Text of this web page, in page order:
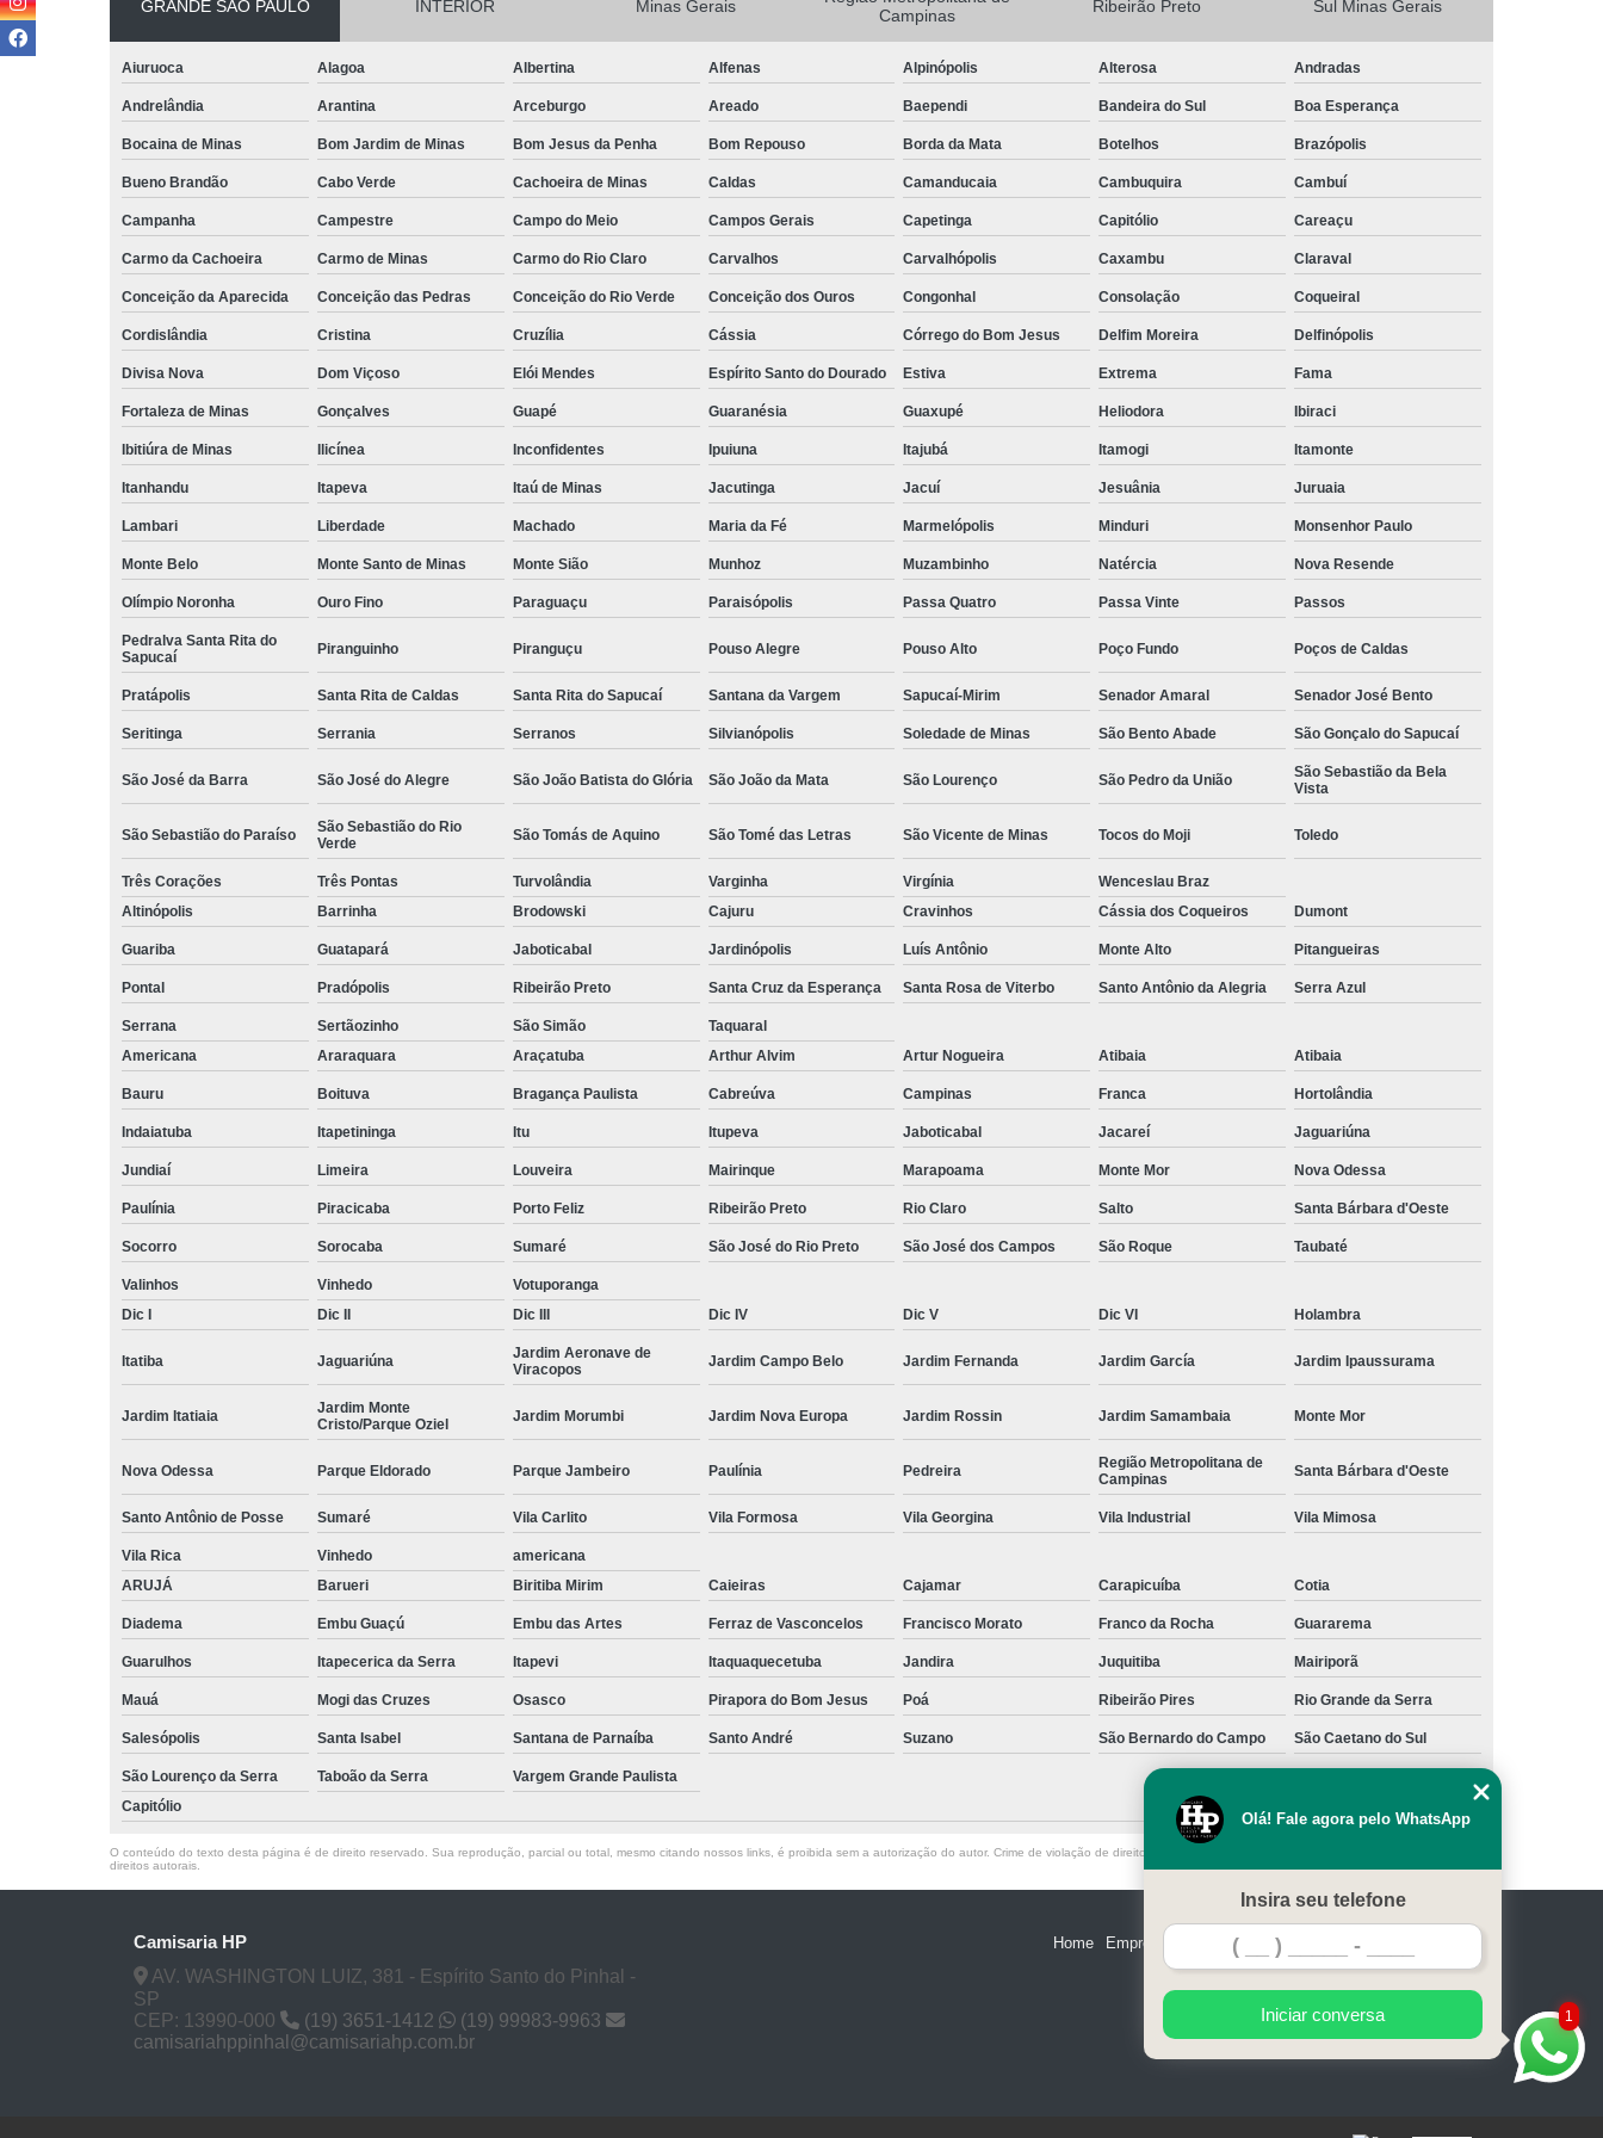
Camisa Social de Manga Longa
Camisa Social Manga Longa
Camisa Social Manga Longa Masculina
Camisa Social Manga Longa Preta
Camisa Social Masculina Manga Longa Lisa
Camisa Social Masculina Preta Manga Longa
Camisa Social Preta Manga Longa
Camisa a Rigor Social Masculina
Camisa Masculina Social
Camisa Social Branca Masculina
Camisa Social Estampada Masculina
Camisa Social Jeans Masculina
Camisa Social Masculina
Camisa Social Masculina a Rigor
Camisa Social Masculina Preta
Camisa Social Preta Masculina
Camisa Manga Longa Social Masculina Preço
Camisa Masculina Social Preço
Camisa Social Branca Masculina Preço
Camisa Social Estampada Masculina Preço
Camisa Social Jeans Masculina Preço
Camisa Social Masculina Estampada Preço
Camisa Social Masculina Manga Curta Preço
Camisa Social Masculina Manga Longa Preço
Camisa Social Masculina Preço
Camisa Social Masculina Preta Preço
Camisa Social Masculina Slim Preço
Camisa Social Preta Masculina Preço
Fábrica Camisa Masculina Social
Fábrica Camisa Social
Fábrica de Camisa Social
Fábrica de Camisa Social de Homem
Fábrica de Camisa Social Masculina
Fábrica de Camisa Social para Homem
Loja de Fábrica Camisa Social
Loja com Moda Masculina
Loja de Moda Masculina
Loja de Moda Masculina Online
Loja Executivo Moda Masculina
Loja Moda Masculina
Loja Moda Masculina Executivo
Loja Moda Masculina Online
Loja Moda Masculina Social
Loja Virtual Moda Masculina
Moda Masculina Loja
Moda Atual Masculina
Moda Básica Masculina
Moda Casual Masculina
Moda Jeans Masculina
Moda Masculina
Moda Masculina Camisa
Moda Masculina Camisa Social
Moda Masculina Esporte Fino
Moda Masculina Inverno
Moda Masculina Social
Moda Plus Size Masculina
Moda Social Masculina
Roupas Elegantes Masculinas
Roupas Estilosas Masculinas
Roupas Masculinas
Roupas Masculinas da Moda
Roupas Masculinas Esporte Fino
Roupas Masculinas Estilosas
Roupas Masculinas na Moda
Roupas Masculinas Plus Size
Roupas Masculinas Social Roupas Sociais Masculinas
GRANDE SÃO PAULO INTERIOR Minas Gerais
Campinas
Ribeirão Preto Sul Minas Gerais
Aiuruoca Alagoa Albertina Alfenas Alpinópolis Alterosa Andradas
Andrelândia Arantina Arceburgo Areado Baependi Bandeira do Sul Boa Esperança
Bocaina de Minas Bom Jardim de Minas Bom Jesus da Penha Bom Repouso Borda da Mata Botelhos Brazópolis
Bueno Brandão Cabo Verde Cachoeira de Minas Caldas Camanducaia Cambuquira Cambuí
Campanha Campestre Campo do Meio Campos Gerais Capetinga Capitólio Careaçu
Carmo da Cachoeira Carmo de Minas Carmo do Rio Claro Carvalhos Carvalhópolis Caxambu Claraval
Conceição da Aparecida Conceição das Pedras Conceição do Rio Verde Conceição dos Ouros Congonhal Consolação Coqueiral
Cordislândia Cristina Cruzília Cássia Córrego do Bom Jesus Delfim Moreira Delfinópolis
Divisa Nova Dom Viçoso Elói Mendes Espírito Santo do Dourado Estiva Extrema Fama
Fortaleza de Minas Gonçalves Guapé Guaranésia Guaxupé Heliodora Ibiraci
Ibitiúra de Minas Ilicínea Inconfidentes Ipuiuna Itajubá Itamogi Itamonte
Itanhandu Itapeva Itaú de Minas Jacutinga Jacuí Jesuânia Juruaia
Lambari Liberdade Machado Maria da Fé Marmelópolis Minduri Monsenhor Paulo
Monte Belo Monte Santo de Minas Monte Sião Munhoz Muzambinho Natércia Nova Resende
Olímpio Noronha Ouro Fino Paraguaçu Paraisópolis Passa Quatro Passa Vinte Passos
Pedralva Santa Rita do
Sapucaí
Piranguinho Piranguçu Pouso Alegre Pouso Alto Poço Fundo Poços de Caldas
Pratápolis Santa Rita de Caldas Santa Rita do Sapucaí Santana da Vargem Sapucaí-Mirim Senador Amaral Senador José Bento
Seritinga Serrania Serranos Silvianópolis Soledade de Minas São Bento Abade São Gonçalo do Sapucaí
São José da Barra São José do Alegre São João Batista do Glória São João da Mata São Lourenço São Pedro da União
São Sebastião da Bela
Vista
São Sebastião do Paraíso
São Sebastião do Rio
Verde
São Tomás de Aquino São Tomé das Letras São Vicente de Minas Tocos do Moji Toledo
Três Corações Três Pontas Turvolândia Varginha Virgínia
Wenceslau Braz
Altinópolis
Barrinha Brodowski Cajuru Cravinhos Cássia dos Coqueiros Dumont
Guariba Guatapará Jaboticabal Jardinópolis Luís Antônio Monte Alto Pitangueiras
Pontal Pradópolis Ribeirão Preto Santa Cruz da Esperança Santa Rosa de Viterbo Santo Antônio da Alegria Serra Azul
Serrana Sertãozinho São Simão
Taquaral
Americana
Araraquara Araçatuba Arthur Alvim Artur Nogueira Atibaia Atibaia
Bauru Boituva Bragança Paulista Cabreúva Campinas Franca Hortolândia
Indaiatuba Itapetininga Itu Itupeva Jaboticabal Jacareí Jaguariúna
Jundiaí Limeira Louveira Mairinque Marapoama Monte Mor Nova Odessa
Paulínia Piracicaba Porto Feliz Ribeirão Preto Rio Claro Salto Santa Bárbara d'Oeste
Socorro Sorocaba Sumaré São José do Rio Preto São José dos Campos São Roque Taubaté
Valinhos Vinhedo
Votuporanga
Dic I
Dic II Dic III Dic IV Dic V Dic VI Holambra
Itatiba Jaguariúna
Jardim Aeronave de
Viracopos
Jardim Campo Belo Jardim Fernanda Jardim García Jardim Ipaussurama
Jardim Itatiaia
Jardim Monte
Cristo/Parque Oziel
Jardim Morumbi Jardim Nova Europa Jardim Rossin Jardim Samambaia Monte Mor
Nova Odessa Parque Eldorado Parque Jambeiro Paulínia Pedreira
Região Metropolitana de
Campinas
Santa Bárbara d'Oeste
Santo Antônio de Posse Sumaré Vila Carlito Vila Formosa Vila Georgina Vila Industrial Vila Mimosa
Vila Rica Vinhedo
americana
ARUJÁ
Barueri Biritiba Mirim Caieiras Cajamar Carapicuíba Cotia
Diadema Embu Guaçú Embu das Artes Ferraz de Vasconcelos Francisco Morato Franco da Rocha Guararema
Guarulhos Itapecerica da Serra Itapevi Itaquaquecetuba Jandira Juquitiba Mairiporã
Mauá Mogi das Cruzes Osasco Pirapora do Bom Jesus Poá Ribeirão Pires Rio Grande da Serra
Salesópolis Santa Isabel Santana de Parnaíba Santo André Suzano São Bernardo do Campo São Caetano do Sul
São Lourenço da Serra Taboão da Serra
Vargem Grande Paulista
Capitólio
O conteúdo do texto desta página é de direito reservado. Sua reprodução, parcial ou total, mesmo citando nossos links, é proibida sem a autorização do autor. Crime de violação de direito autoral – artigo 184 do Código Penal –
direitos autorais
Camisaria HP
AV. WASHINGTON LUIZ, 381 - Espírito Santo do Pinhal -
SP
CEP: 13990-000
(19) 3651-1412
(19) 99983-9963
camisariahppinhal@camisariahp.com.br
Home Empresa Serviços Contato
1
Olá! Fale agora pelo WhatsApp
Insira seu telefone
Iniciar conversa